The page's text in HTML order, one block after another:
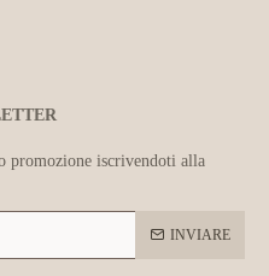
promozione iscrivendoti alla
INVIARE